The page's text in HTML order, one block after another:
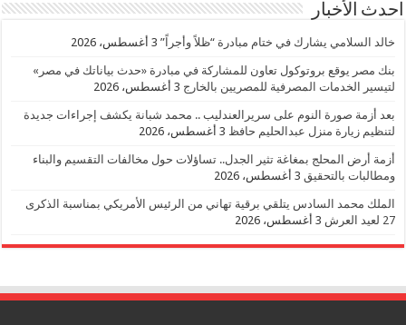
احدث الأخبار
خالد السلامي يشارك في ختام مبادرة “ظلاً وأجراً” 3 أغسطس، 2026
بنك مصر يوقع بروتوكول تعاون للمشاركة في مبادرة «حدث بياناتك في مصر»
لتيسير الخدمات المصرفية للمصريين بالخارج 3 أغسطس، 2026
بعد أزمة صورة النوم على سريرالعندليب .. محمد شبانة يكشف إجراءات جديدة
لتنظيم زيارة منزل عبدالحليم حافظ 3 أغسطس، 2026
أزمة أرض المحلج بمغاغة تثير الجدل.. تساؤلات حول مخالفات التقسيم والبناء
ومطالبات بالتحقيق 3 أغسطس، 2026
الملك محمد السادس يتلقي برقية تهاني من الرئيس الأمريكي بمناسبة الذكرى
27 لعيد العرش
3 أغسطس، 2026